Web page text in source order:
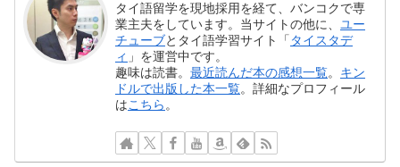
タイ語留学を現地採用を経て、バンコクで専
業主夫をしています。当サイトの他に、ユー
チューブとタイ語学習サイト「 タイスタデ
ィ 」を運営中です。
趣味は読書。最近読んだ本の感想一覧。 キン
ドルで出版した本一覧。詳細なプロフィール
はこちら。